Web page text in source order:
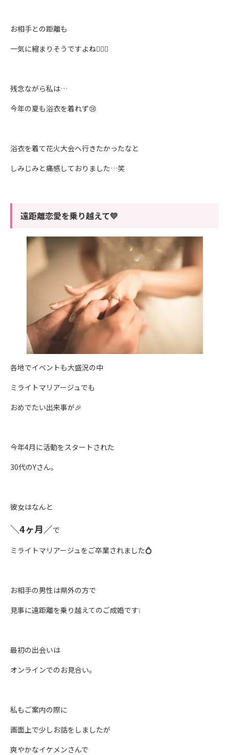
お相手との距離も
一気に縮まりそうですよね👨‍❤‍👨
残念ながら私は…
今年の夏も浴衣を着れず😢
浴衣を着て花火大会へ行きたかったなと
しみじみと痛感しておりました…笑
遠距離恋愛を乗り越えて💛
各地でイベントも大盛況の中
ミライトマリアージュでも
おめでたい出来事が🎉
今年4月に活動をスタートされた
30代のYさん。
彼女はなんと
＼4ヶ月／で
ミライトマリアージュをご卒業されました💍
お相手の男性は県外の方で
見事に遠距離を乗り越えてのご成婚です❕
最初の出会いは
オンラインでのお見合い。
私もご案内の際に
画面上で少しお話をしましたが
爽やかなイケメンさんで